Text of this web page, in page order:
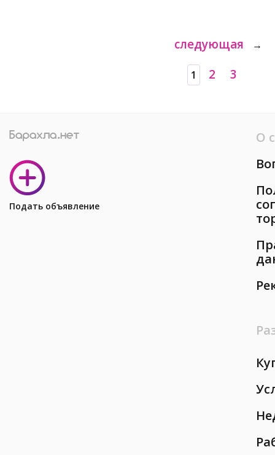
следующая →
1 2 3
Подать объявление
О